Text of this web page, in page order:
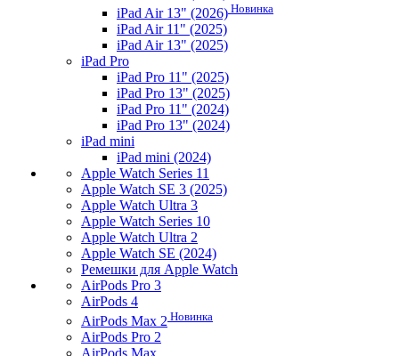
iPad Air 13" (2026) Новинка
iPad Air 11" (2025)
iPad Air 13" (2025)
iPad Pro
iPad Pro 11" (2025)
iPad Pro 13" (2025)
iPad Pro 11" (2024)
iPad Pro 13" (2024)
iPad mini
iPad mini (2024)
Apple Watch Series 11
Apple Watch SE 3 (2025)
Apple Watch Ultra 3
Apple Watch Series 10
Apple Watch Ultra 2
Apple Watch SE (2024)
Ремешки для Apple Watch
AirPods Pro 3
AirPods 4
AirPods Max 2 Новинка
AirPods Pro 2